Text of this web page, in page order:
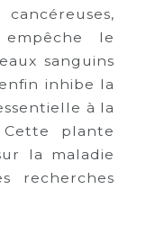
empêche le
sanguins
inhibe la
à la
plante
la maladie
recherches